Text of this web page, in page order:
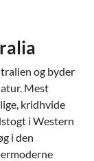
og byder
Mest
kridhvide
i Western
i den